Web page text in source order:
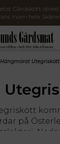
Hängmörat Utegriskött
på
Gårdskött
inom hela Skåne!